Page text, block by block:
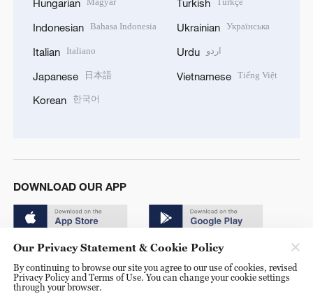
Hungarian
Indonesian Bahasa Indonesia
Italian Italiano
Japanese 日本語
Korean 한국어
Turkish
Ukrainian Українська
Urdu اردو
Vietnamese Tiếng Việt
DOWNLOAD OUR APP
© China Radio International.CRI. All Rights Reserved. 16A
Our Privacy Statement & Cookie Policy
By continuing to browse our site you agree to our use of cookies, revised
Privacy Policy and Terms of Use. You can change your cookie settings
through your browser.